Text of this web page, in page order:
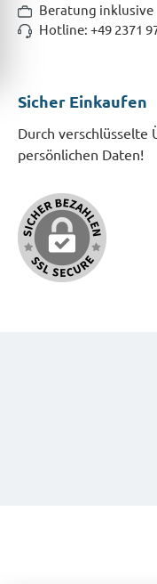
Beratung inklusive
Hotline: +49 2371
Sicher Einkaufen
Durch verschlüsselte
persönlichen Daten!